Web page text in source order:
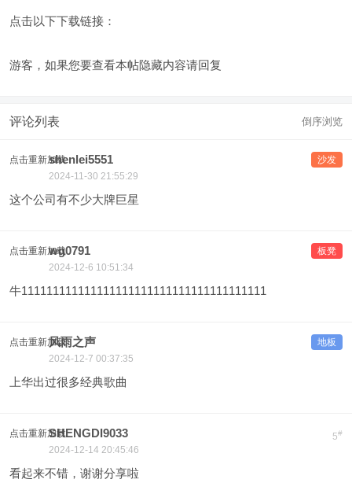
点击以下下载链接：
游客，如果您要查看本帖隐藏内容请回复
评论列表 倒序浏览
点击重新加载 沙发
shenlei5551
2024-11-30 21:55:29
这个公司有不少大牌巨星
点击重新加载 板凳
wg0791
2024-12-6 10:51:34
牛111111111111111111111111111111111111111
点击重新加载 地板
风雨之声
2024-12-7 00:37:35
上华出过很多经典歌曲
点击重新加载 5#
SHENGDI9033
2024-12-14 20:45:46
看起来不错，谢谢分享啦